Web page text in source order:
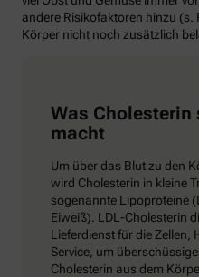
andere Risikofaktoren hinzu (s.
Körper nicht noch zusätzlich
Was Cholesterin
macht
Um über das Blut zu den
wird Cholesterin in kleine
sogenannte Lipoproteine
Eiweiß). LDL-Cholesterin
Lieferdienst für die Zellen,
Service, um
Cholesterin aus dem